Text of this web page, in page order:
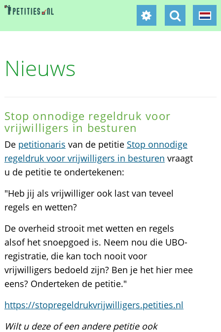
Nieuws
Stop onnodige regeldruk voor
vrijwilligers in besturen
De petitionaris van de petitie Stop onnodige
regeldruk voor vrijwilligers in besturen vraagt
u de petitie te ondertekenen:
"Heb jij als vrijwilliger ook last van teveel
regels en wetten?
De overheid strooit met wetten en regels
alsof het snoepgoed is. Neem nou die UBO-
registratie, die kan toch nooit voor
vrijwilligers bedoeld zijn? Ben je het hier mee
eens? Onderteken de petitie."
https://stopregeldrukvrijwilligers.petities.nl
Wilt u deze of een andere petitie ook